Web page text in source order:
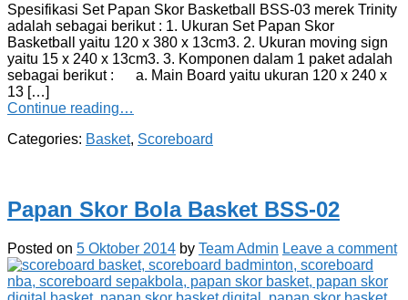
Spesifikasi Set Papan Skor Basketball BSS-03 merek Trinity
adalah sebagai berikut : 1. Ukuran Set Papan Skor
Basketball yaitu 120 x 380 x 13cm3. 2. Ukuran moving sign
yaitu 15 x 240 x 13cm3. 3. Komponen dalam 1 paket adalah
sebagai berikut : a. Main Board yaitu ukuran 120 x 240 x
13 […]
Continue reading…
Categories: Basket, Scoreboard
Papan Skor Bola Basket BSS-02
Posted on 5 Oktober 2014 by Team Admin Leave a comment